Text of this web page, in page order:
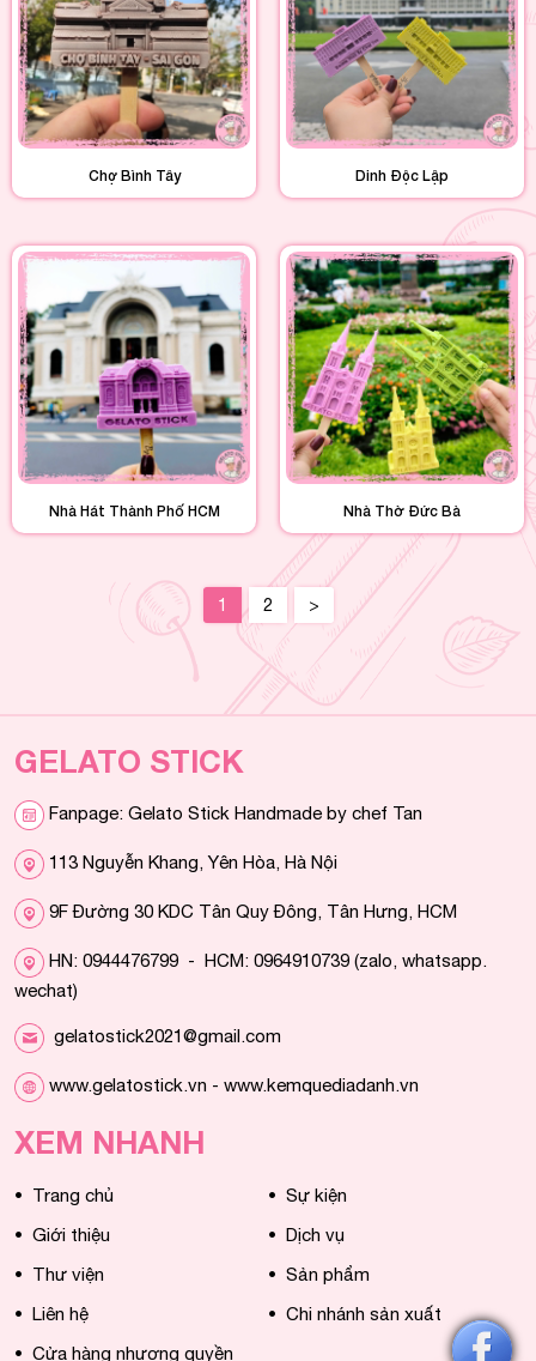
Chợ Bình Tây Dinh Độc Lập
Nhà Hát Thành Phố HCM Nhà Thờ Đức Bà
1 2 >
GELATO STICK
Fanpage: Gelato Stick Handmade by chef Tan
113 Nguyễn Khang, Yên Hòa, Hà Nội
9F Đường 30 KDC Tân Quy Đông, Tân Hưng, HCM
HN: 0944476799 - HCM: 0964910739 (zalo, whatsapp.
wechat)
gelatostick2021@gmail.com
www.gelatostick.vn - www.kemquediadanh.vn
XEM NHANH
• Trang chủ • Sự kiện
• Giới thiệu • Dịch vụ
• Thư viện • Sản phẩm
• Liên hệ • Chi nhánh sản xuất
• Cửa hàng nhượng quyền